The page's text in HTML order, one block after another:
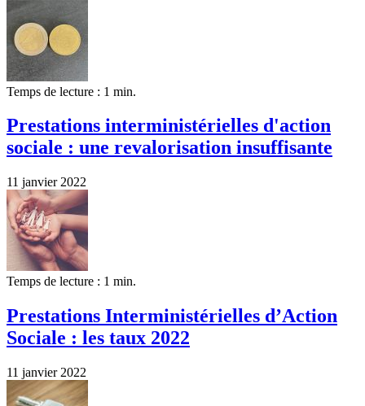
Temps de lecture : 1 min.
Prestations interministérielles d'action
sociale : une revalorisation insuffisante
11 janvier 2022
Temps de lecture : 1 min.
Prestations Interministérielles d’Action
Sociale : les taux 2022
11 janvier 2022